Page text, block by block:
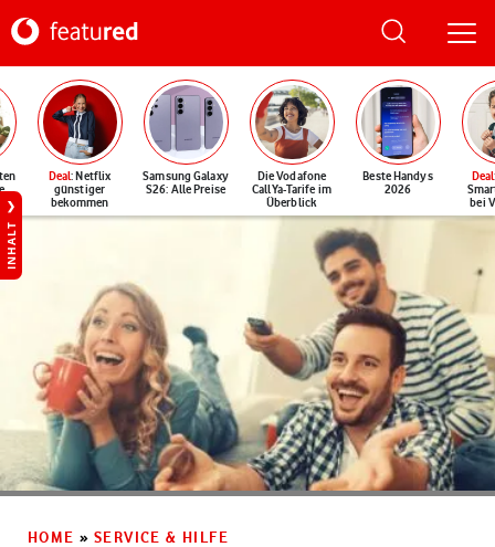
Deal: Netflix
günstiger
bekommen
Samsung Galaxy
S26: Alle Preise
Die Vodafone
CallYa-Tarife im
Überblick
Beste Handys
2026
Deal
bei
INHALT
HOME » SERVICE & HILFE